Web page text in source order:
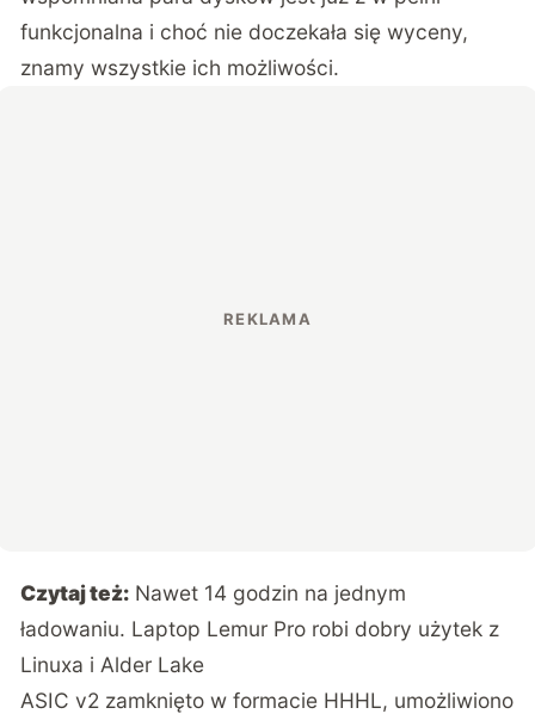
funkcjonalna i choć nie doczekała się wyceny,
znamy wszystkie ich możliwości.
Czytaj też: Nawet 14 godzin na jednym
ładowaniu. Laptop Lemur Pro robi dobry użytek z
Linuxa i Alder Lake
ASIC v2 zamknięto w formacie HHHL, umożliwiono